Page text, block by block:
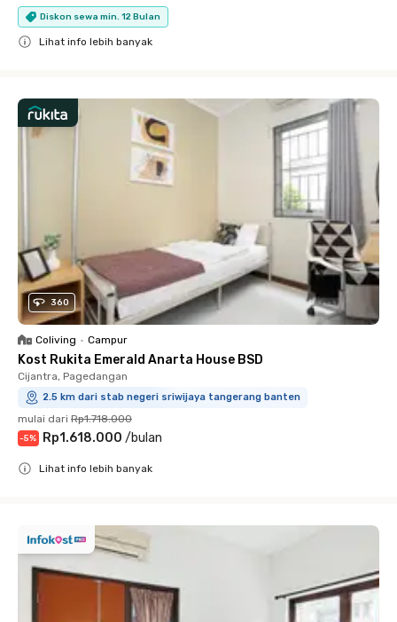
Diskon sewa min. 12 Bulan
Lihat info lebih banyak
360
Coliving • Campur
Kost Rukita Emerald Anarta House BSD
Cijantra, Pagedangan
2.5 km dari stab negeri sriwijaya tangerang banten
mulai dari Rp1.718.000
-5% Rp1.618.000 /bulan
Lihat info lebih banyak